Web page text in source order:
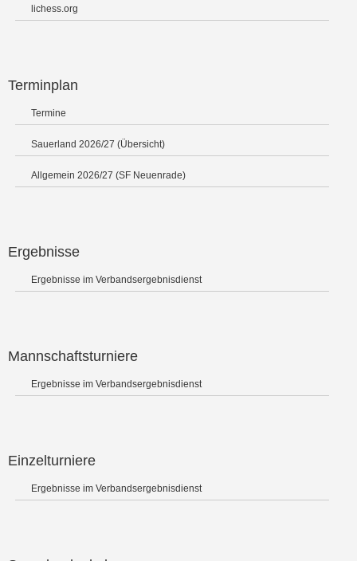
lichess.org
Terminplan
Termine
Sauerland 2026/27 (Übersicht)
Allgemein 2026/27 (SF Neuenrade)
Ergebnisse
Ergebnisse im Verbandsergebnisdienst
Mannschaftsturniere
Ergebnisse im Verbandsergebnisdienst
Einzelturniere
Ergebnisse im Verbandsergebnisdienst